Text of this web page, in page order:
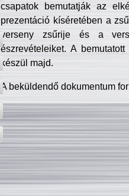
csapatok bemutatják az
prezentáció kíséretében a
verseny zsűrije és a
észrevételeiket. A
készül majd.
A beküldendő dokumentum